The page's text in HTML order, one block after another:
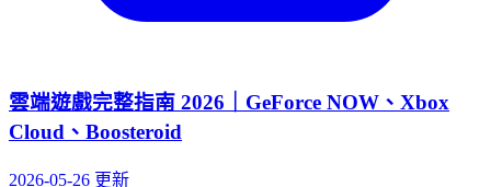
雲端遊戲完整指南 2026｜GeForce NOW、Xbox
Cloud、Boosteroid
2026-05-26 更新